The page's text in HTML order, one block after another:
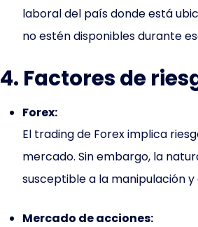
laboral del país donde está
no estén disponibles durante
4. Factores de
Forex:
El trading de Forex implica
mercado. Sin embargo, la
susceptible a la manipulación
Mercado de acciones: